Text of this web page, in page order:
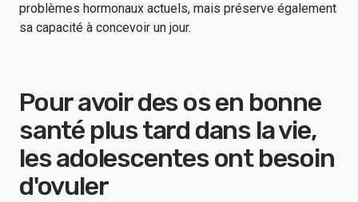
problèmes hormonaux actuels, mais préserve également
sa capacité à concevoir un jour.
Pour avoir des os en bonne
santé plus tard dans la vie,
les adolescentes ont besoin
d'ovuler